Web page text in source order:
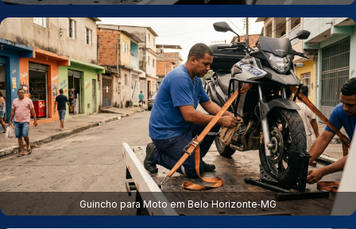
Guincho para Moto em Belo Horizonte‑MG